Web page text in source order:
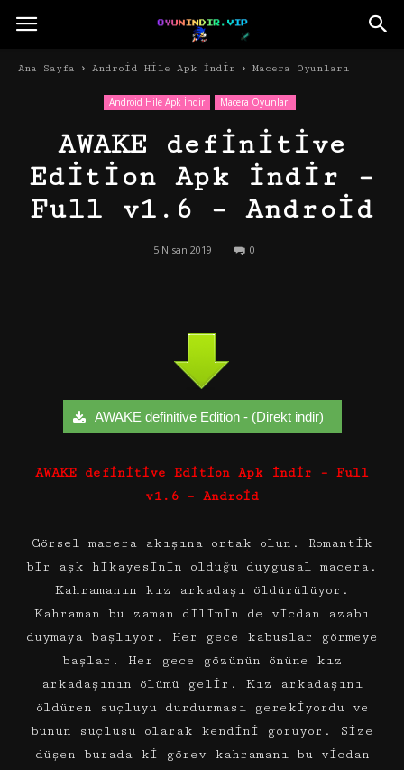
Ana Sayfa Android Hile Apk İndir Macera Oyunları
Android Hile Apk İndir Macera Oyunları
AWAKE definitive
Edition Apk İndir –
Full v1.6 – Android
5 Nisan 2019 0
AWAKE definitive Edition - (Direkt indir)
AWAKE definitive Edition Apk İndir – Full
v1.6 – Android
Görsel macera akışına ortak olun. Romantik
bir aşk hikayesinin olduğu duygusal macera.
Kahramanın kız arkadaşı öldürülüyor.
Kahraman bu zaman dilimin de vicdan azabı
duymaya başlıyor. Her gece kabuslar görmeye
başlar. Her gece gözünün önüne kız
arkadaşının ölümü gelir. Kız arkadaşını
öldüren suçluyu durdurması gerekiyordu ve
bunun suçlusu olarak kendini görüyor. Size
düşen burada ki görev kahramanı bu vicdan